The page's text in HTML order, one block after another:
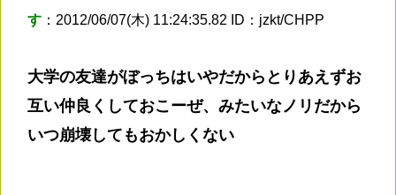
す ：2012/06/07(木) 11:24:35.82 ID：jzkt/CHPP
大学の友達がぼっちはいやだからとりあえずお
互い仲良くしておこーぜ、みたいなノリだから
いつ崩壊してもおかしくない